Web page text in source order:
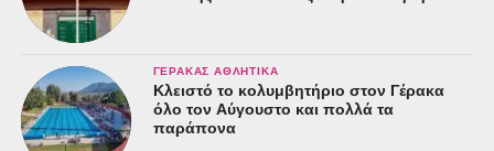
ΓΈΡΑΚΑΣ ΑΘΛΗΤΙΚΆ
Κλειστό το κολυμβητήριο στον Γέρακα
όλο τον Αύγουστο και πολλά τα
παράπονα